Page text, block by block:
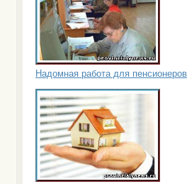
Надомная работа для пенсионеров